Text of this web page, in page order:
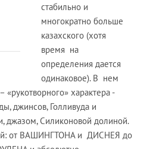
стабильно и
многократно больше
казахского (хотя
время на
определения дается
одинаковое). В нем
характера -
джинсов, Голливуда и
джазом, Силиконовой долиной.
от ВАШИНГТОНА и ДИСНЕЯ до